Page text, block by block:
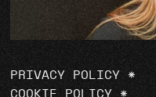
PRIVACY POLICY *
COOKIE POLICY *